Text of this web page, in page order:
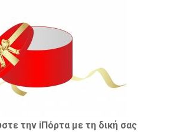
την iΠόρτα με τη δική σας